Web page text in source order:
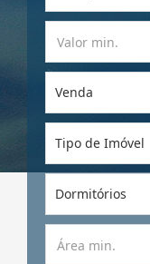
Venda
Tipo de Imóvel
Dormitórios